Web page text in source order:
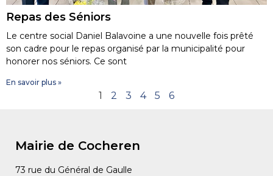
Repas des Séniors
Le centre social Daniel Balavoine a une nouvelle fois prêté
son cadre pour le repas organisé par la municipalité pour
honorer nos séniors. Ce sont
En savoir plus »
1 2 3 4 5 6
Mairie de Cocheren
73 rue du Général de Gaulle